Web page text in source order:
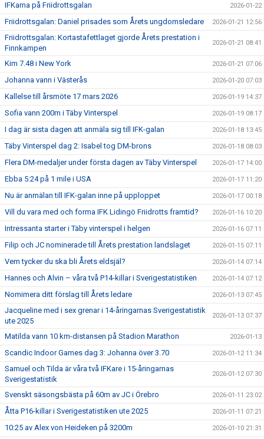
IFKarna på Friidrottsgalan 2026-01-22
Friidrottsgalan: Daniel prisades som Årets ungdomsledare 2026-01-21 12:56
Friidrottsgalan: Kortastafettlaget gjorde Årets prestation i
Finnkampen
2026-01-21 08:41
Kim 7.48 i New York 2026-01-21 07:06
Johanna vann i Västerås 2026-01-20 07:03
Kallelse till årsmöte 17 mars 2026 2026-01-19 14:37
Sofia vann 200m i Täby Vinterspel 2026-01-19 08:17
I dag är sista dagen att anmäla sig till IFK-galan 2026-01-18 13:45
Täby Vinterspel dag 2: Isabel tog DM-brons 2026-01-18 08:03
Flera DM-medaljer under första dagen av Täby Vinterspel 2026-01-17 14:00
Ebba 5:24 på 1 mile i USA 2026-01-17 11:20
Nu är anmälan till IFK-galan inne på upploppet 2026-01-17 00:18
Vill du vara med och forma IFK Lidingö Friidrotts framtid? 2026-01-16 10:20
Intressanta starter i Täby vinterspel i helgen 2026-01-16 07:11
Filip och JC nominerade till Årets prestation landslaget 2026-01-15 07:11
Vem tycker du ska bli Årets eldsjäl? 2026-01-14 07:14
Hannes och Alvin – våra två P14-killar i Sverigestatistiken 2026-01-14 07:12
Nomimera ditt förslag till Årets ledare 2026-01-13 07:45
Jacqueline med i sex grenar i 14-åringarnas Sverigestatistik
ute 2025
2026-01-13 07:37
Matilda vann 10 km-distansen på Stadion Marathon 2026-01-13
Scandic Indoor Games dag 3: Johanna över 3.70 2026-01-12 11:34
Samuel och Tilda är våra två IFKare i 15-åringarnas
Sverigestatistik
2026-01-12 07:30
Svenskt säsongsbästa på 60m av JC i Örebro 2026-01-11 23:02
Åtta P16-killar i Sverigestatistiken ute 2025 2026-01-11 07:21
10:25 av Alex von Heideken på 3200m 2026-01-10 21:31